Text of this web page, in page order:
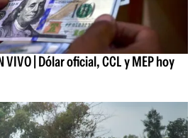
| Dólar oficial, CCL y MEP hoy